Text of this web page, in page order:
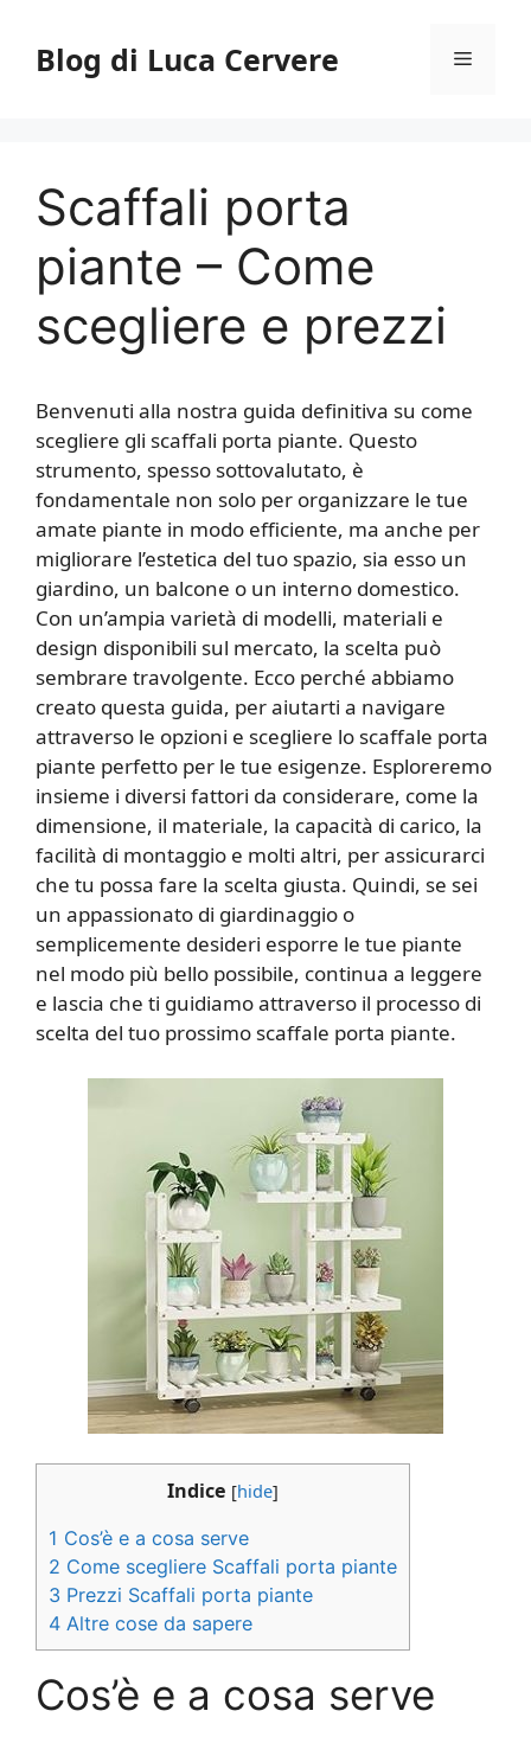
contenuto
Blog di Luca Cervere Menu
Scaffali porta
piante – Come
scegliere e prezzi
Benvenuti alla nostra guida definitiva su come
scegliere gli scaffali porta piante. Questo
strumento, spesso sottovalutato, è
fondamentale non solo per organizzare le tue
amate piante in modo efficiente, ma anche per
migliorare l’estetica del tuo spazio, sia esso un
giardino, un balcone o un interno domestico.
Con un’ampia varietà di modelli, materiali e
design disponibili sul mercato, la scelta può
sembrare travolgente. Ecco perché abbiamo
creato questa guida, per aiutarti a navigare
attraverso le opzioni e scegliere lo scaffale porta
piante perfetto per le tue esigenze. Esploreremo
insieme i diversi fattori da considerare, come la
dimensione, il materiale, la capacità di carico, la
facilità di montaggio e molti altri, per assicurarci
che tu possa fare la scelta giusta. Quindi, se sei
un appassionato di giardinaggio o
semplicemente desideri esporre le tue piante
nel modo più bello possibile, continua a leggere
e lascia che ti guidiamo attraverso il processo di
scelta del tuo prossimo scaffale porta piante.
Indice [hide]
1 Cos’è e a cosa serve
2 Come scegliere Scaffali porta piante
3 Prezzi Scaffali porta piante
4 Altre cose da sapere
Cos’è e a cosa serve